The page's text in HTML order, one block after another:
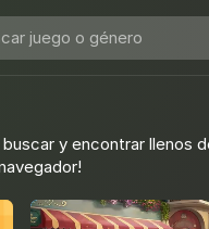
y encontrar